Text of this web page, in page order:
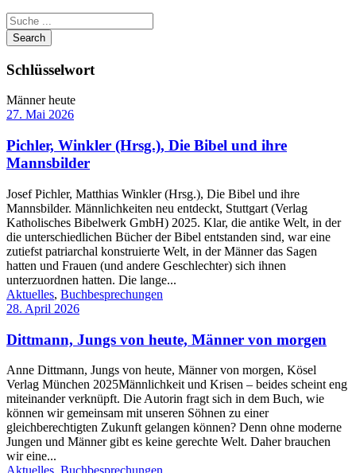
Schlüsselwort
Männer heute
27. Mai 2026
Pichler, Winkler (Hrsg.), Die Bibel und ihre
Mannsbilder
Josef Pichler, Matthias Winkler (Hrsg.), Die Bibel und ihre
Mannsbilder. Männlichkeiten neu entdeckt, Stuttgart (Verlag
Katholisches Bibelwerk GmbH) 2025. Klar, die antike Welt, in der
die unterschiedlichen Bücher der Bibel entstanden sind, war eine
zutiefst patriarchal konstruierte Welt, in der Männer das Sagen
hatten und Frauen (und andere Geschlechter) sich ihnen
unterzuordnen hatten. Die lange...
Aktuelles, Buchbesprechungen
28. April 2026
Dittmann, Jungs von heute, Männer von morgen
Anne Dittmann, Jungs von heute, Männer von morgen, Kösel
Verlag München 2025Männlichkeit und Krisen – beides scheint eng
miteinander verknüpft. Die Autorin fragt sich in dem Buch, wie
können wir gemeinsam mit unseren Söhnen zu einer
gleichberechtigten Zukunft gelangen können? Denn ohne moderne
Jungen und Männer gibt es keine gerechte Welt. Daher brauchen
wir eine...